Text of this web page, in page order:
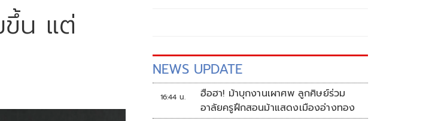
ขึ้น​ แต่
NEWS UPDATE
16:44 น.
ฮือฮา! ม้าบุกงานเผาศพ ลูกศิษย์ร่วม
อาลัยครูฝึกสอนม้าแสดงเมืองอ่างทอง